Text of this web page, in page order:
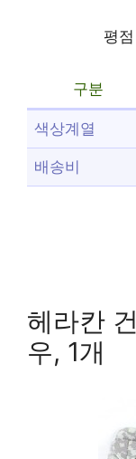
평
구분
색상계열
배송비
헤라칸
우, 1개